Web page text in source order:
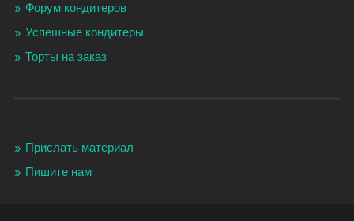
Форум кондитеров
Успешные кондитеры
Торты на заказ
Прислать материал
Пишите нам